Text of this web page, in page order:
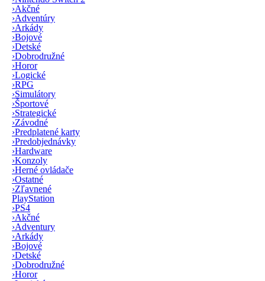
›Akčné
›Adventúry
›Arkády
›Bojové
›Detské
›Dobrodružné
›Horor
›Logické
›RPG
›Simulátory
›Športové
›Strategické
›Závodné
›Predplatené karty
›Predobjednávky
›Hardware
›Konzoly
›Herné ovládače
›Ostatné
›Zľavnené
PlayStation
›PS4
›Akčné
›Adventury
›Arkády
›Bojové
›Detské
›Dobrodružné
›Horor